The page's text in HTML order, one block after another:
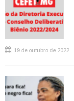
19 de outubro de 2022